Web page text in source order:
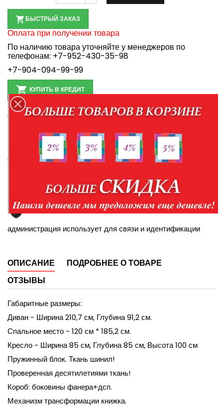
БЫСТРЫЙ ЗАКАЗ
Оплата при получении товара
По наличию товара уточняйте у менеджеров по
телефонам: +7-952-430-35-98
+7-904-094-99-99
 КУПИТЬ В КРЕДИТ
Правила кредитования
Доставка в пределах Белгорода и Белгородской
области
Доставка по России транспортной компанией
Персональные данные при оформлении заказа
администрация использует для связи и идентификации
ОПИСАНИЕ
ПОДРОБНЕЕ О ТОВАРЕ
ОТЗЫВЫ
Габаритные размеры:
Диван - Ширина 210,7 см, Глубина 91,2 см.
Спальное место - 120 см * 185,2 см.
Кресло - Ширина 85 см, Глубина 85 см, Высота 100 см
Пружинный блок. Ткань шинил!
Проверенная десятилетиями ткань!
Короб: боковины фанера+дсп.
Механизм трансформации книжка.